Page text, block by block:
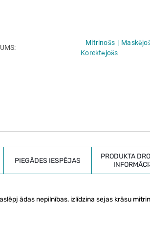
Mitrinošs
Korektējošs
PIEGĀDES IESPĒJAS
PRODUKTA
ādas nepilnības, izlīdzina sejas krāsu